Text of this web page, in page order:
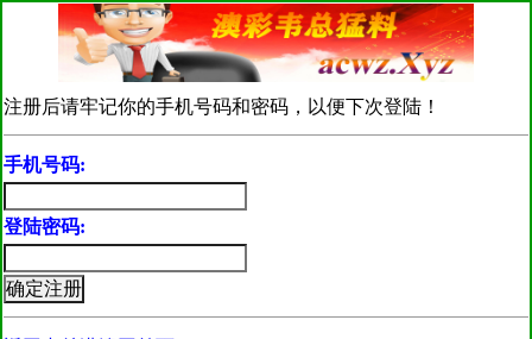
注册后请牢记你的手机号码和密码，以便下次登陆！
手机号码:
登陆密码: